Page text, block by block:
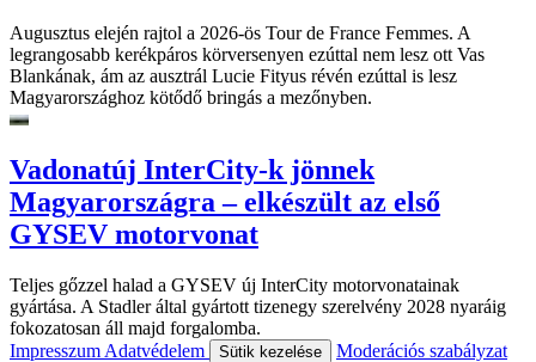
Augusztus elején rajtol a 2026-ös Tour de France Femmes. A
legrangosabb kerékpáros körversenyen ezúttal nem lesz ott Vas
Blankának, ám az ausztrál Lucie Fityus révén ezúttal is lesz
Magyarországhoz kötődő bringás a mezőnyben.
Vadonatúj InterCity-k jönnek
Magyarországra – elkészült az első
GYSEV motorvonat
Teljes gőzzel halad a GYSEV új InterCity motorvonatainak
gyártása. A Stadler által gyártott tizenegy szerelvény 2028 nyaráig
fokozatosan áll majd forgalomba.
Impresszum Adatvédelem Sütik kezelése
Moderációs szabályzat